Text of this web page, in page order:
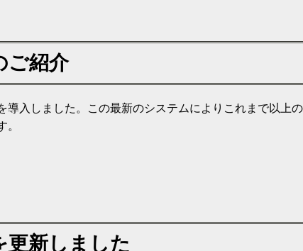
ご紹介
導入しました。この最新のシステムによりこれまで以上
。
更新しました